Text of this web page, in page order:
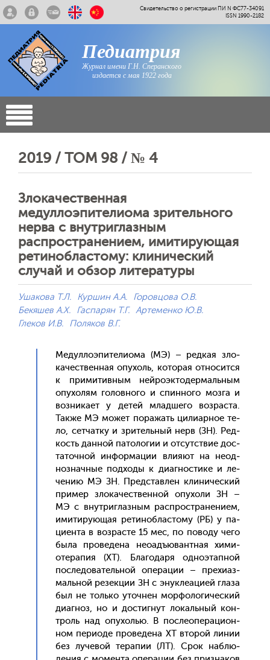
Свидетельство о регистрации ПИ N ФС77-34091
ISSN 1990-2182
Педиатрия
Журнал имени Г.Н. Сперанского
издается с мая 1922 года
2019 / ТОМ 98 / № 4
Злокачественная
медуллоэпителиома зрительного
нерва с внутриглазным
распространением, имитирующая
ретинобластому: клинический
случай и обзор литературы
Ушакова Т.Л. Куршин А.А.
Горовцова О.В.
Бекяшев А.Х.
Гаспарян Т.Г. Артеменко Ю.В.
Глеков И.В.
Поляков В.Г.
Ме­дул­ло­эпи­тели­ома (МЭ) – ред­кая зло­
качес­твен­ная опу­холь, ко­торая от­но­сит­ся
к при­митив­ным ней­ро­эк­то­дер­маль­ным
опу­холям го­лов­но­го и спин­но­го моз­га и
воз­ни­ка­ет у де­тей млад­ше­го воз­раста.
Так­же МЭ мо­жет по­ражать ци­ли­ар­ное те­
ло, сет­чатку и зри­тель­ный нерв (ЗН). Ред­
кость дан­ной па­толо­гии и от­сутс­твие дос­
та­точ­ной ин­форма­ции вли­яют на не­од­
нознач­ные под­хо­ды к ди­аг­ности­ке и ле­
чению МЭ ЗН. Пред­став­лен кли­ничес­кий
при­мер зло­качес­твен­ной опу­холи ЗН –
МЭ с внут­риглаз­ным рас­простра­нени­ем,
ими­тиру­ющая ре­тиноб­ласто­му (РБ) у па­
ци­ен­та в воз­расте 15 мес, по по­воду че­го
бы­ла про­веде­на не­оадъ­юван­тная хи­ми­
оте­рапия (ХТ). Бла­года­ря од­но­этап­ной
пос­ле­дова­тель­ной опе­рации – пре­хи­аз­
маль­ной ре­зек­ции ЗН с энук­ле­аци­ей гла­за
был не толь­ко уточ­нен мор­фо­логи­чес­кий
ди­аг­ноз, но и дос­тигнут ло­каль­ный кон­
троль над опу­холью. В пос­ле­опе­раци­он­
ном пе­ри­оде про­веде­на ХТ вто­рой ли­нии
без лу­чевой те­рапии (ЛТ). Срок наб­лю­